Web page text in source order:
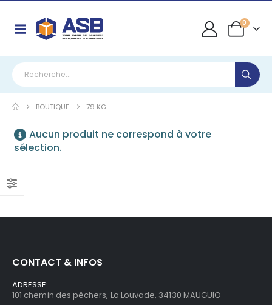
0
BOUTIQUE 79 KG
Aucun produit ne correspond à votre
sélection.
CONTACT & INFOS
ADRESSE:
101 chemin des pêchers, La Louvade, 34130 MAUGUIO